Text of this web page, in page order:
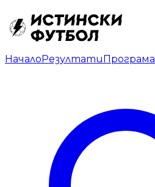
НачалоРезултатиПрограма